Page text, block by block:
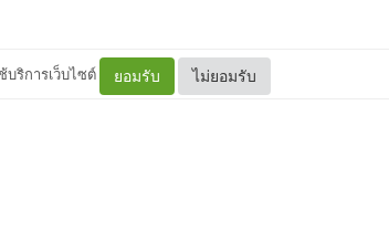
บริการเว็บไซต์ ยอมรับ ไม่ยอมรับ